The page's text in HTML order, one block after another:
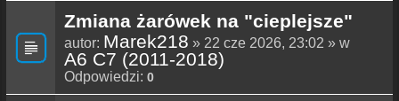
Zmiana żarówek na "cieplejsze"
autor: Marek218 » 22 cze 2026, 23:02 » w
A6 C7 (2011-2018)
Odpowiedzi: 0